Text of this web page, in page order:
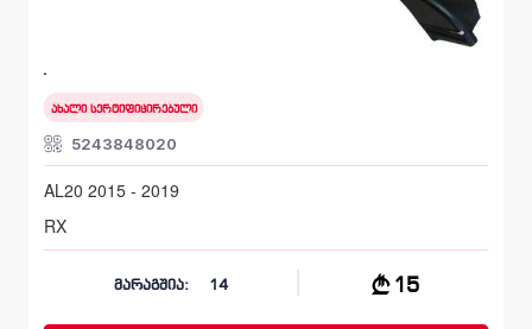
AL20 2015 - 2019
ახალი სერტიფიცირებული
5243848020
AL20 2015 - 2019
RX
მარაგშია: 14 15